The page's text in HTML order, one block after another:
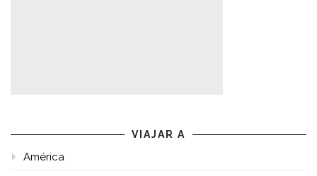
VIAJAR A
América